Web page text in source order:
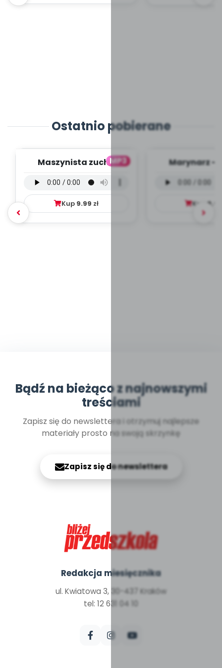
Ostatnio pobierane
MP3
Maszynista zuch -
mp3)
Kup 9.99 zł
Marynarz -
Kup 9.99
Bądź na bieżąco z najnowszymi
treściami
Zapisz się do newslettera i otrzymuj najlepsze
materiały prosto na swoją skrzynkę
Zapisz się do newslettera
Redakcja miesięcznika
ul. Kwiatowa 3, 30-437 Kraków
tel: 12 631 04 10